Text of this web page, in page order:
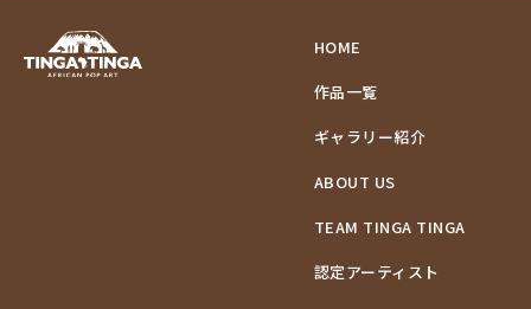
HOME
作品一覧
ギャラリー紹介
ABOUT US
TEAM TINGA TINGA
認定アーティスト